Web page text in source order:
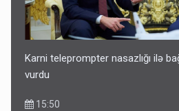
Karni teleprompter nasazlığı ilə
vurdu
15:50